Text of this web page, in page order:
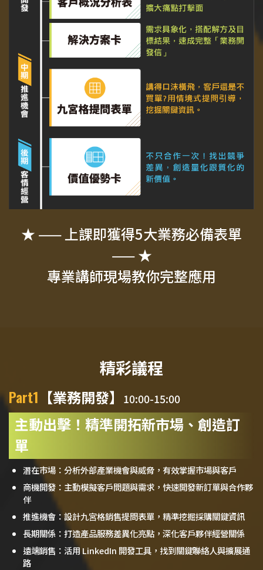
★ —— 上課即獲得5大業務必備表單
—— ★
專業講師現場教你完整應用
精彩議程
Part1 【業務開發】 10:00-15:00
主動出擊！精準開拓新市場、創造訂
單
潛在市場：分析外部產業機會與威脅，有效掌握市場與客戶
商機開發：主動模擬客戶問題與需求，快速開發新訂單與合作夥
伴
推進機會：設計九宮格銷售提問表單，精準挖掘採購關鍵資訊
長期關係：打造產品服務差異化亮點，深化客戶夥伴經營關係
遠端銷售：活用 LinkedIn 開發工具，找到關鍵聯絡人與擴展通
路